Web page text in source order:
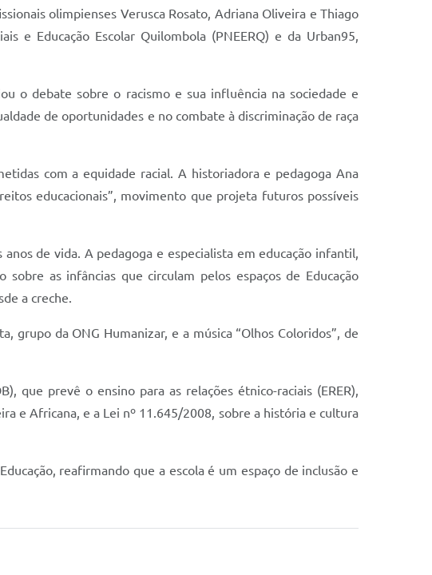
olimpienses Verusca Rosato, Adriana Oliveira e Thiago
e Educação Escolar Quilombola (PNEERQ) e da Urban95,
o debate sobre o racismo e sua influência na sociedade e
de oportunidades e no combate à discriminação de raça
com a equidade racial. A historiadora e pedagoga Ana
educacionais”, movimento que projeta futuros possíveis
de vida. A pedagoga e especialista em educação infantil,
as infâncias que circulam pelos espaços de Educação
a creche.
grupo da ONG Humanizar, e a música “Olhos Coloridos”, de
que prevê o ensino para as relações étnico-raciais (ERER),
e Africana, e a Lei nº 11.645/2008, sobre a história e cultura
reafirmando que a escola é um espaço de inclusão e